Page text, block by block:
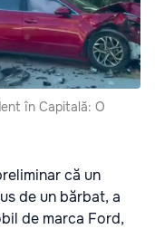
în Capitală: O
că un
de un bărbat, a
de marca Ford,